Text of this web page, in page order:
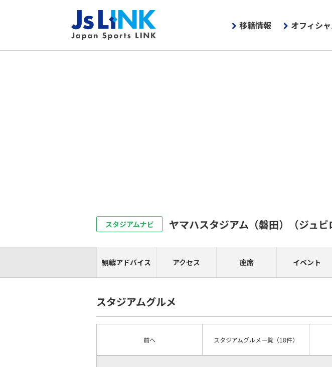
移籍情報 オフィシ
スタジアムナビ ヤマハスタジアム（磐田） （ジュビ
観戦アドバイス アクセス 座席 イベント
スタジアムグルメ
前へ スタジアムグルメ一覧（18件）